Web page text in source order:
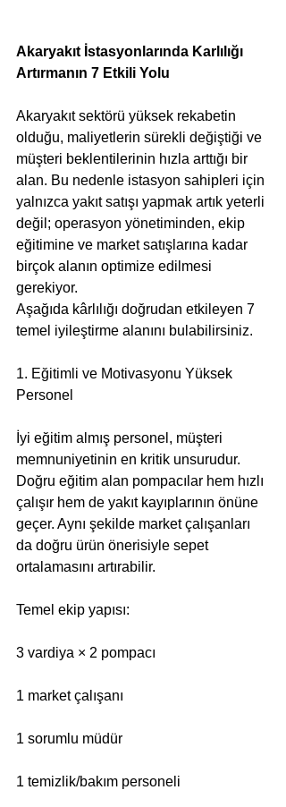
Akaryakıt İstasyonlarında Karlılığı
Artırmanın 7 Etkili Yolu
Akaryakıt sektörü yüksek rekabetin
olduğu, maliyetlerin sürekli değiştiği ve
müşteri beklentilerinin hızla arttığı bir
alan. Bu nedenle istasyon sahipleri için
yalnızca yakıt satışı yapmak artık yeterli
değil; operasyon yönetiminden, ekip
eğitimine ve market satışlarına kadar
birçok alanın optimize edilmesi
gerekiyor.
Aşağıda kârlılığı doğrudan etkileyen 7
temel iyileştirme alanını bulabilirsiniz.
1. Eğitimli ve Motivasyonu Yüksek
Personel
İyi eğitim almış personel, müşteri
memnuniyetinin en kritik unsurudur.
Doğru eğitim alan pompacılar hem hızlı
çalışır hem de yakıt kayıplarının önüne
geçer. Aynı şekilde market çalışanları
da doğru ürün önerisiyle sepet
ortalamasını artırabilir.
Temel ekip yapısı:
3 vardiya × 2 pompacı
1 market çalışanı
1 sorumlu müdür
1 temizlik/bakım personeli